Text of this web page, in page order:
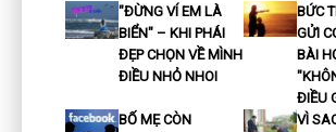
"ĐỪNG VÍ EM LÀ
BIỂN" – KHI PHÁI
ĐẸP CHỌN VỀ MÌNH
ĐIỀU NHỎ NHOI
BỨC
GỬI
BÀI
ĐIỀU
BỐ MẸ CÒN
VÌ